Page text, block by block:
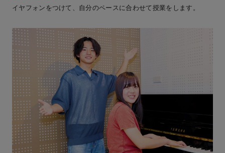
イヤフォンをつけて、自分のペースに合わせて授業をします。